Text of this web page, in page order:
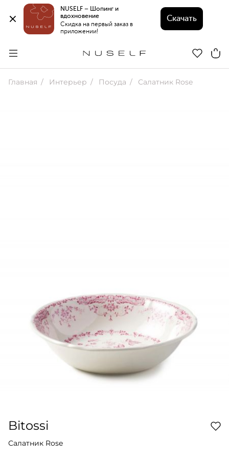
NUSELF – Шопинг и
вдохновение
Скидка на первый заказ в
приложении!
Скачать
Главная Интерьер Посуда Салатник Rose
Bitossi
Салатник Rose